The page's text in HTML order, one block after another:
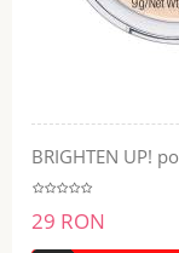
BRIGHTEN UP!
29 RON